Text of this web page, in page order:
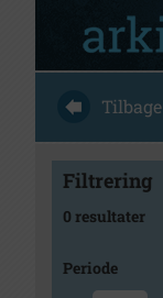
Tilbage
Filtrering
0 resultater
Periode